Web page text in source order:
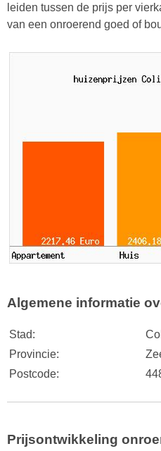
leiden tussen de prijs per
van een onroerend goed of
Algemene informatie
Stad:
Provincie:
Postcode:
Prijsontwikkeling